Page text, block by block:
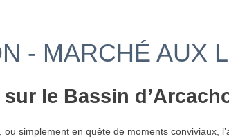
- MARCHÉ AUX
le Bassin
simplement en quête de moments conviviaux,